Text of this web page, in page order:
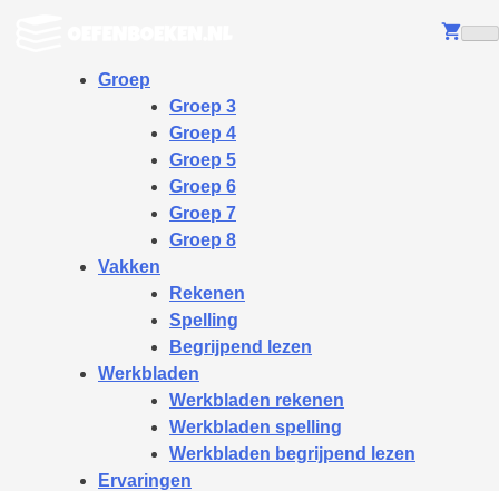
Groep
Groep 3
Groep 4
Groep 5
Groep 6
Groep 7
Groep 8
Vakken
Rekenen
Spelling
Begrijpend lezen
Werkbladen
Werkbladen rekenen
Werkbladen spelling
Werkbladen begrijpend lezen
Ervaringen